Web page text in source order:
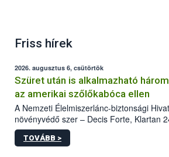
Friss hírek
2026. augusztus 6, csütörtök
Szüret után is alkalmazható
az amerikai szőlőkabóca ellen
A Nemzeti Élelmiszerlánc-biztonsági
növényvédő szer – Decis Forte, Klartan
engedélyokiratát módosította, így azok a
egészen a vesszőérettség (BBCH 91)
TOVÁBB >